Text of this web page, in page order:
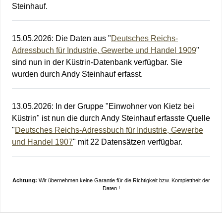
Steinhauf.
15.05.2026: Die Daten aus "Deutsches Reichs-
Adressbuch für Industrie, Gewerbe und Handel 1909"
sind nun in der Küstrin-Datenbank verfügbar. Sie
wurden durch Andy Steinhauf erfasst.
13.05.2026: In der Gruppe "Einwohner von Kietz bei
Küstrin" ist nun die durch Andy Steinhauf erfasste Quelle
"Deutsches Reichs-Adressbuch für Industrie, Gewerbe
und Handel 1907" mit 22 Datensätzen verfügbar.
Achtung: Wir übernehmen keine Garantie für die Richtigkeit bzw. Komplettheit der
Daten !